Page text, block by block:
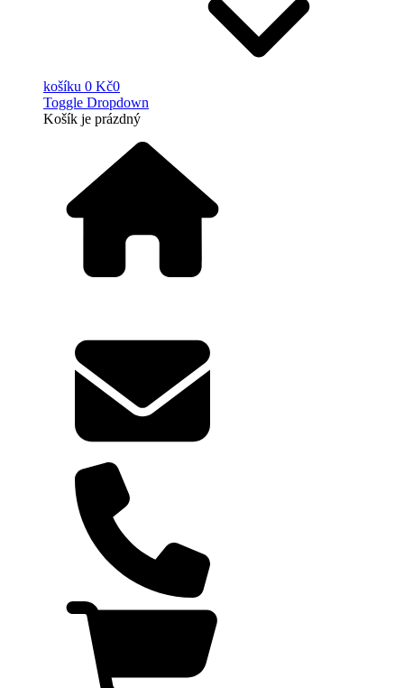
košíku 0 Kč0
Toggle Dropdown
Košík je prázdný